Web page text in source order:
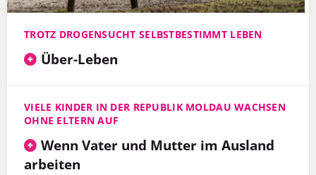
TROTZ DROGENSUCHT SELBSTBESTIMMT LEBEN
Über-Leben
VIELE KINDER IN DER REPUBLIK MOLDAU WACHSEN
OHNE ELTERN AUF
Wenn Vater und Mutter im Ausland
arbeiten